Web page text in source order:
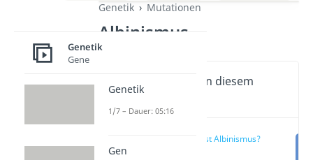
Genetik
Mutationen
Albinismus
Wichtige Inhalte in diesem
Video
Was ist Albinismus?
Genetik
Gene
Genetik
1/7 – Dauer: 05:16
Gen